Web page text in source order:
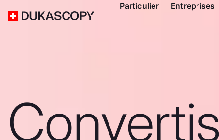
Particulier Entreprises